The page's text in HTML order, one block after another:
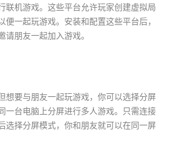
联机游戏。这些平台允许玩家创建虚拟局
便一起玩游戏。安装和配置这些平台后，
朋友一起加入游戏。
想要与朋友一起玩游戏，你可以选择分屏
一台电脑上分屏进行多人游戏。只需连接
选择分屏模式，你和朋友就可以在同一屏